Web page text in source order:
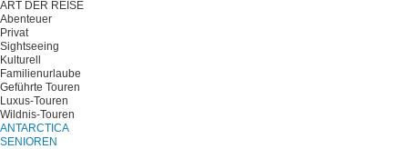
ART DER REISE
Abenteuer
Privat
Sightseeing
Kulturell
Familienurlaube
Geführte Touren
Luxus-Touren
Wildnis-Touren
ANTARCTICA
SENIOREN